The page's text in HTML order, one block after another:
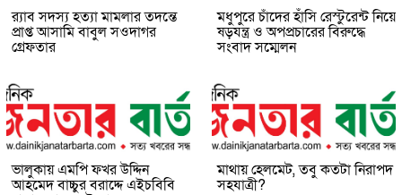
র‌্যাব সদস্য হত্যা মামলার তদন্তে
প্রাপ্ত আসামি বাবুল সওদাগর
গ্রেফতার
মধুপুরে চাঁদের হাঁসি রেস্টুরেন্ট নিয়ে
ষড়যন্ত্র ও অপপ্রচারের বিরুদ্ধে
সংবাদ সম্মেলন
ভালুকায় এমপি ফখর উদ্দিন
আহমেদ বাচ্চুর বরাদ্দে এইচবিবি
মাথায় হেলমেট, তবু কতটা নিরাপদ
সহযাত্রী?